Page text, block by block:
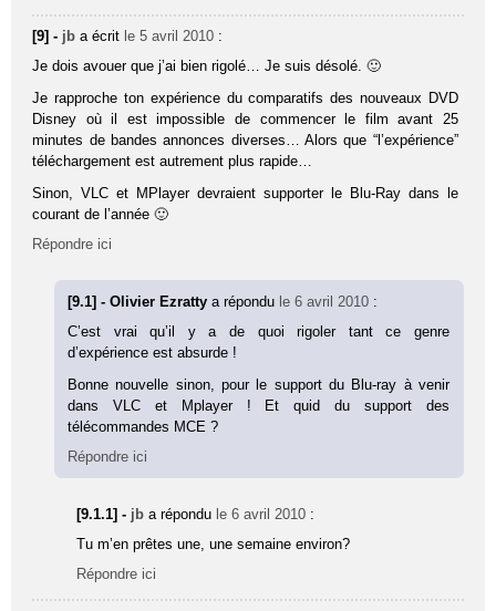
[9] - jb a écrit le 5 avril 2010 :
Je dois avouer que j’ai bien rigolé… Je suis désolé. 🙂
Je rapproche ton expérience du comparatifs des nouveaux DVD
Disney où il est impossible de commencer le film avant 25
minutes de bandes annonces diverses… Alors que “l’expérience”
téléchargement est autrement plus rapide…
Sinon, VLC et MPlayer devraient supporter le Blu-Ray dans le
courant de l’année 🙂
Répondre ici
[9.1] - Olivier Ezrattya répondu le 6 avril 2010 :
C’est vrai qu’il y a de quoi rigoler tant ce genre
d’expérience est absurde !
Bonne nouvelle sinon, pour le support du Blu-ray à venir
dans VLC et Mplayer ! Et quid du support des
télécommandes MCE ?
Répondre ici
[9.1.1] - jb a répondu le 6 avril 2010 :
Tu m’en prêtes une, une semaine environ?
Répondre ici